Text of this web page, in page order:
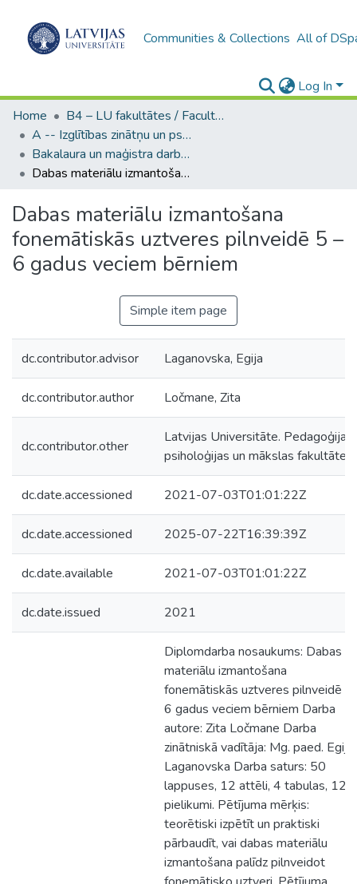
Communities & Collections All of
Log In
Home
B4 – LU fakultātes / Faculties of the UL
A -- Izglītības zinātņu un psiholoģijas fakultāte / Faculty of Education Sciences and Psychology
Bakalaura un maģistra darbi (PPMF) / Bachelor's and Master's theses
Dabas materiālu izmantošana fonemātiskās uztveres pilnveidē 5 – 6 gadus veciem bērniem
Dabas materiālu izmantošana
fonemātiskās uztveres pilnveidē 5 –
6 gadus veciem bērniem
Simple item page
dc.contributor.advisor Laganovska, Egija
dc.contributor.author Ločmane, Zita
dc.contributor.other
Latvijas Universitāte. Pedagoģijas,
psiholoģijas un mākslas fakultāte
dc.date.accessioned 2021-07-03T01:01:22Z
dc.date.accessioned 2025-07-22T16:39:39Z
dc.date.available 2021-07-03T01:01:22Z
dc.date.issued 2021
Diplomdarba nosaukums: Dabas
materiālu izmantošana
fonemātiskās uztveres pilnveidē 5
6 gadus veciem bērniem Darba
autore: Zita Ločmane Darba
zinātniskā vadītāja: Mg. paed. Egija
Laganovska Darba saturs: 50
lappuses, 12 attēli, 4 tabulas, 12
pielikumi. Pētījuma mērķis:
teorētiski izpētīt un praktiski
pārbaudīt, vai dabas materiālu
izmantošana palīdz pilnveidot